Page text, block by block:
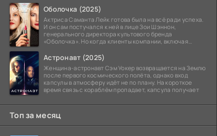
Оболочка (2025)
Актриса Саманта Лейк готова была на всё ради успеха.
И он сам постучался к ней в лице Зои Шэннон,
генерального директора культового бренда
«Оболочка». Но когда клиенты компании, включая
Астронавт (2025)
Женщина-астронавт Сэм Уокер возвращается на Землю
после первого космического полёта, однако вход
капсулы в атмосферу идёт не по плану. На короткое
время связь с кораблём пропадает, капсула получает
Топ за месяц